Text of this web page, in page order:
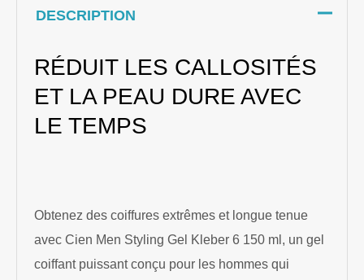
DESCRIPTION
RÉDUIT LES CALLOSITÉS
ET LA PEAU DURE AVEC
LE TEMPS
Obtenez des coiffures extrêmes et longue tenue
avec Cien Men Styling Gel Kleber 6 150 ml, un gel
coiffant puissant conçu pour les hommes qui